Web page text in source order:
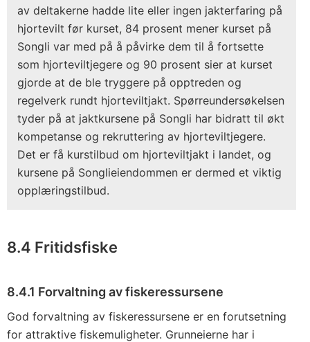
av deltakerne hadde lite eller ingen jakterfaring på
hjortevilt før kurset, 84 prosent mener kurset på
Songli var med på å påvirke dem til å fortsette
som hjorteviltjegere og 90 prosent sier at kurset
gjorde at de ble tryggere på opptreden og
regelverk rundt hjorteviltjakt. Spørreundersøkelsen
tyder på at jaktkursene på Songli har bidratt til økt
kompetanse og rekruttering av hjorteviltjegere.
Det er få kurstilbud om hjorteviltjakt i landet, og
kursene på Songlieiendommen er dermed et viktig
opplæringstilbud.
8.4 Fritidsfiske
8.4.1 Forvaltning av fiskeressursene
God forvaltning av fiskeressursene er en forutsetning
for attraktive fiskemuligheter. Grunneierne har i